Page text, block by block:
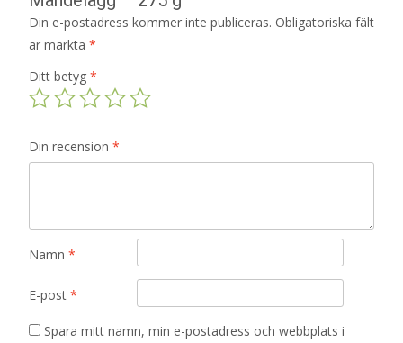
Din e-postadress kommer inte publiceras. Obligatoriska fält
är märkta *
Ditt betyg *
Din recension *
Namn *
E-post *
Spara mitt namn, min e-postadress och webbplats i